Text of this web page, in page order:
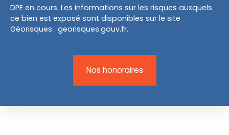
DPE en cours. Les informations sur les risques auxquels
ce bien est exposé sont disponibles sur le site
Géorisques : georisques.gouv.fr.
Nos honoraires